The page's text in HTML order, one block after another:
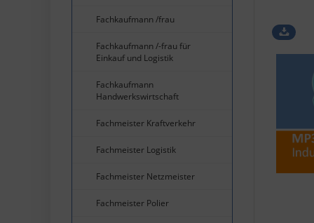
Fachkaufmann /frau
Fachkaufmann /-frau für
Einkauf und Logistik
Fachkaufmann
Handwerkswirtschaft
Fachmeister Kraftverkehr
Fachmeister Logistik
Fachmeister Netzmeister
Fachmeister Polier